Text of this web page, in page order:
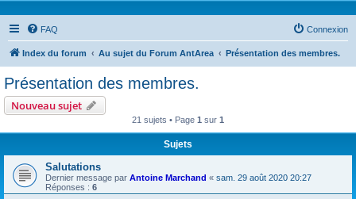
FAQ Connexion
Index du forum Au sujet du Forum AntArea Présentation des membres.
Présentation des membres.
Nouveau sujet
21 sujets • Page 1 sur 1
Sujets
Salutations
Dernier message par Antoine Marchand « sam. 29 août 2020 20:27
Réponses : 6